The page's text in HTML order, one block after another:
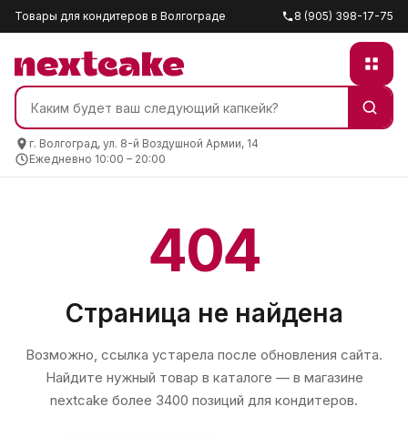
Товары для кондитеров в Волгограде 8 (905) 398-17-75
г. Волгоград, ул. 8-й Воздушной Армии, 14
Ежедневно 10:00 – 20:00
404
Страница не найдена
Возможно, ссылка устарела после обновления сайта.
Найдите нужный товар в каталоге — в магазине
nextcake более 3400 позиций для кондитеров.